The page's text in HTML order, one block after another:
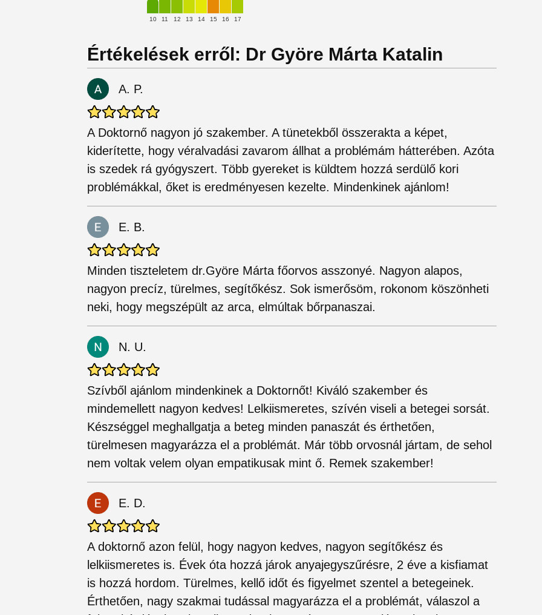
10 11 12 13 14 15 16 17
Értékelések erről: Dr Györe Márta Katalin
A. P.
A Doktornő nagyon jó szakember. A tünetekből összerakta a képet,
kiderítette, hogy véralvadási zavarom állhat a problémám hátterében. Azóta
is szedek rá gyógyszert. Több gyereket is küldtem hozzá serdülő kori
problémákkal, őket is eredményesen kezelte. Mindenkinek ajánlom!
E. B.
Minden tiszteletem dr.Györe Márta főorvos asszonyé. Nagyon alapos,
nagyon precíz, türelmes, segítőkész. Sok ismerősöm, rokonom köszönheti
neki, hogy megszépült az arca, elmúltak bőrpanaszai.
N. U.
Szívből ajánlom mindenkinek a Doktornőt! Kiváló szakember és
mindemellett nagyon kedves! Lelkiismeretes, szívén viseli a betegei sorsát.
Készséggel meghallgatja a beteg minden panaszát és érthetően,
türelmesen magyarázza el a problémát. Már több orvosnál jártam, de sehol
nem voltak velem olyan empatikusak mint ő. Remek szakember!
E. D.
A doktornő azon felül, hogy nagyon kedves, nagyon segítőkész és
lelkiismeretes is. Évek óta hozzá járok anyajegyszűrésre, 2 éve a kisfiamat
is hozzá hordom. Türelmes, kellő időt és figyelmet szentel a betegeinek.
Érthetően, nagy szakmai tudással magyarázza el a problémát, válaszol a